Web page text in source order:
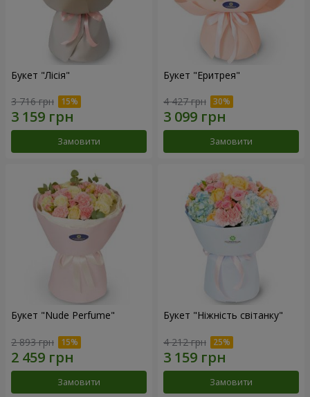
Букет "Лісія"
3 716 грн
Замовити
Букет "Еритрея"
4 427 грн
Замовити
Букет "Nude Perfume"
2 893 грн
Замовити
Букет "Ніжність світанку"
4 212 грн
Замовити